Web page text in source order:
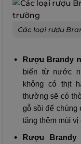
Các loại rượu
Rượu Brandy
biến từ nước
không có thịt
thường sẽ có
gỗ sồi để chúng
tăng thêm mùi
Rượu Brandy